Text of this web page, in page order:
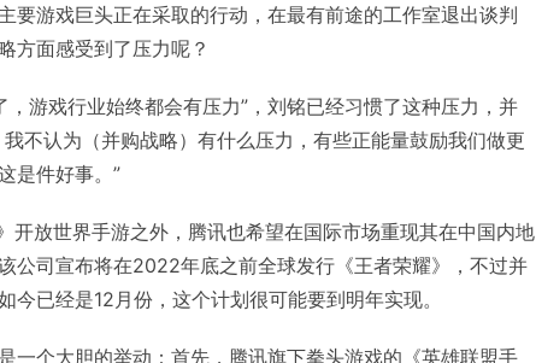
要游戏巨头正在采取的行动，在最有前途的工作室退出谈判
方面感受到了压力呢？
游戏行业始终都会有压力”，刘铭已经习惯了这种压力，并
不认为（并购战略）有什么压力，有些正能量鼓励我们做更
是件好事。”
开放世界手游之外，腾讯也希望在国际市场重现其在中国内地
公司宣布将在2022年底之前全球发行《王者荣耀》，不过并
今已经是12月份，这个计划很可能要到明年实现。
一个大胆的举动：首先，腾讯旗下拳头游戏的《英雄联盟手